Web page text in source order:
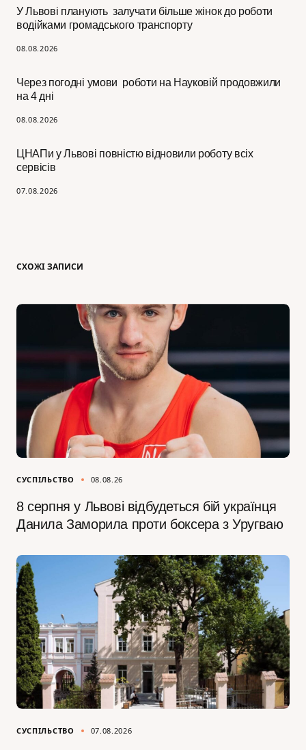
У Львові планують залучати більше жінок до роботи
водійками громадського транспорту
08.08.2026
Через погодні умови роботи на Науковій продовжили
на 4 дні
08.08.2026
ЦНАПи у Львові повністю відновили роботу всіх
сервісів
07.08.2026
СХОЖІ ЗАПИСИ
СУСПІЛЬСТВО 08.08.26
8 серпня у Львові відбудеться бій українця
Данила Заморила проти боксера з Уругваю
СУСПІЛЬСТВО 07.08.2026